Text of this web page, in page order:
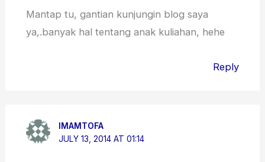
Mantap tu, gantian kunjungin blog saya
ya,.banyak hal tentang anak kuliahan, hehe
Reply
IMAMTOFA
JULY 13, 2014 AT 01:14